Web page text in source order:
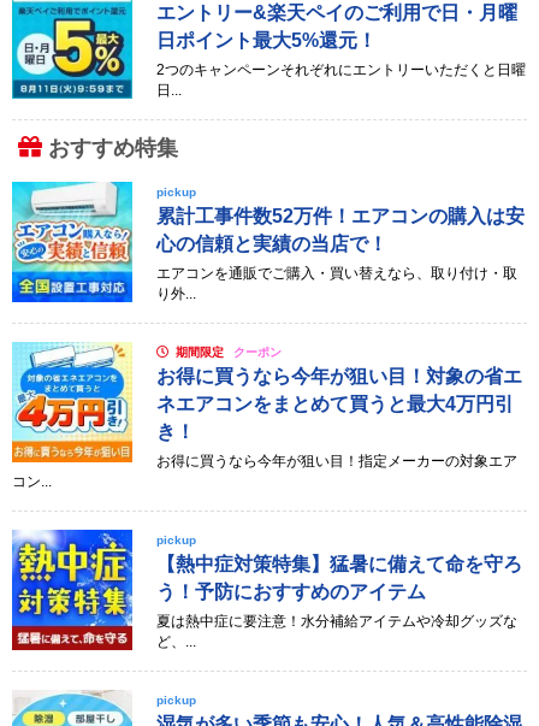
エントリー&楽天ペイのご利用で日・月曜
日ポイント最大5%還元！
2つのキャンペーンそれぞれにエントリーいただくと日曜
日...
おすすめ特集
pickup
累計工事件数52万件！エアコンの購入は安
心の信頼と実績の当店で！
エアコンを通販でご購入・買い替えなら、取り付け・取
り外...
期間限定 クーポン
お得に買うなら今年が狙い目！対象の省エ
ネエアコンをまとめて買うと最大4万円引
き！
お得に買うなら今年が狙い目！指定メーカーの対象エア
コン...
pickup
【熱中症対策特集】猛暑に備えて命を守ろ
う！予防におすすめのアイテム
夏は熱中症に要注意！水分補給アイテムや冷却グッズな
ど、...
pickup